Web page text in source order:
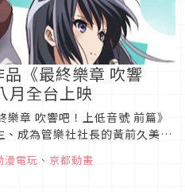
《最終樂章 吹響
月全台上映
章 吹響吧！上低音號 前篇》
成為管樂社社長的黃前久美
大賽金獎」的願望——這些都
漫電玩 、 京都動畫